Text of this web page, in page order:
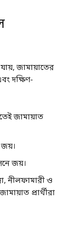
জামায়াতের
দক্ষিণ-
জামায়াত
জয়।
নীলফামারী ও
প্রার্থীরা